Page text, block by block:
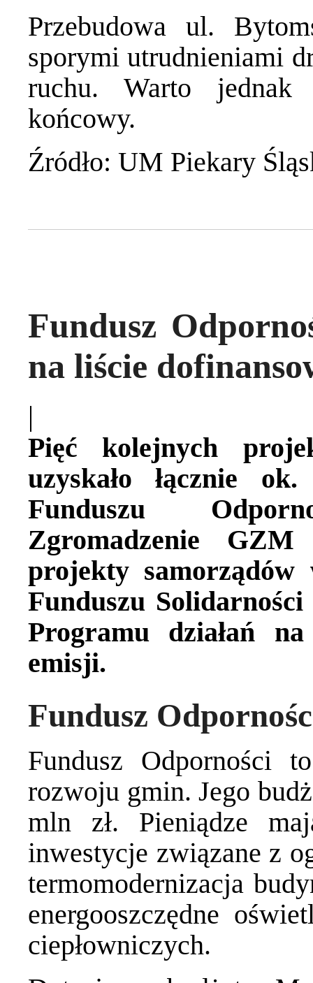
Przebudowa ul.
sporymi utrudnieniami
ruchu. Warto
końcowy.
Źródło: UM Piekary
Fundusz
na liście
|
Pięć kolejnych
uzyskało łącznie
Funduszu
Zgromadzenie
projekty
Funduszu
Programu działań
emisji.
Fundusz
Fundusz Odporności
rozwoju gmin. Jego
mln zł. Pieniądze
inwestycje związane z
termomodernizacja
energooszczędne
ciepłowniczych.